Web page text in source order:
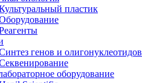
пластик
генов и олигонуклеотидов
оборудование